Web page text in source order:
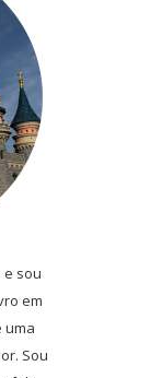
e sou
em
uma
Sou